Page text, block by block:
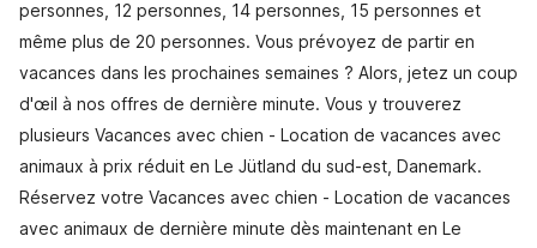
personnes, 12 personnes, 14 personnes, 15 personnes et
même plus de 20 personnes. Vous prévoyez de partir en
vacances dans les prochaines semaines ? Alors, jetez un coup
d'œil à nos offres de dernière minute. Vous y trouverez
plusieurs Vacances avec chien - Location de vacances avec
animaux à prix réduit en Le Jütland du sud-est, Danemark.
Réservez votre Vacances avec chien - Location de vacances
avec animaux de dernière minute dès maintenant en Le